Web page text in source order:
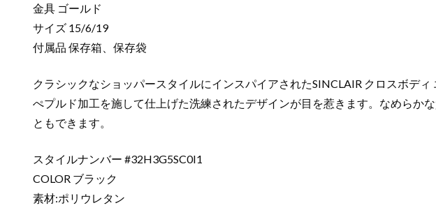
金具 ゴールド
サイズ 15/6/19
付属品 保存箱、保存袋
クラシックなショッパースタイルにインスパイアされたSINCLAIR クロスボデ
ぺプルド加工を施して仕上げた洗練されたデザインが目を惹きます。なめらか
ともできます。
スタイルナンバー #32H3G5SC0I1
COLOR ブラック
素材:ポリウレタン